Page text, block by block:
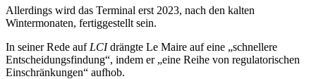
Allerdings wird das Terminal erst 2023, nach den kalten
Wintermonaten, fertiggestellt sein.
In seiner Rede auf LCIdrängte Le Maire auf eine „schnellere
Entscheidungsfindung“, indem er „eine Reihe von regulatorischen
Einschränkungen“ aufhob.